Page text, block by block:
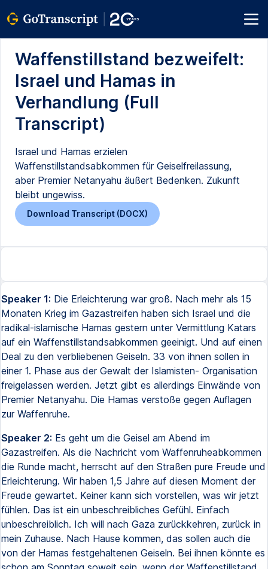
Waffenstillstand bezweifelt:
Israel und Hamas in
Verhandlung (Full
Transcript)
Israel und Hamas erzielen
Waffenstillstandsabkommen für Geiselfreilassung,
aber Premier Netanyahu äußert Bedenken. Zukunft
bleibt ungewiss.
Download Transcript (DOCX)
Speaker 1: Die Erleichterung war groß. Nach mehr als 15
Monaten Krieg im Gazastreifen haben sich Israel und die
radikal-islamische Hamas gestern unter Vermittlung Katars
auf ein Waffenstillstandsabkommen geeinigt. Und auf einen
Deal zu den verbliebenen Geiseln. 33 von ihnen sollen in
einer 1. Phase aus der Gewalt der Islamisten- Organisation
freigelassen werden. Jetzt gibt es allerdings Einwände von
Premier Netanyahu. Die Hamas verstoße gegen Auflagen
zur Waffenruhe.
Speaker 2: Es geht um die Geisel am Abend im
Gazastreifen. Als die Nachricht vom Waffenruheabkommen
die Runde macht, herrscht auf den Straßen pure Freude und
Erleichterung. Wir haben 1,5 Jahre auf diesen Moment der
Freude gewartet. Keiner kann sich vorstellen, was wir jetzt
fühlen. Das ist ein unbeschreibliches Gefühl. Einfach
unbeschreiblich. Ich will nach Gaza zurückkehren, zurück in
mein Zuhause. Nach Hause kommen, das sollen auch die
von der Hamas festgehaltenen Geiseln. Bei ihnen könnte es